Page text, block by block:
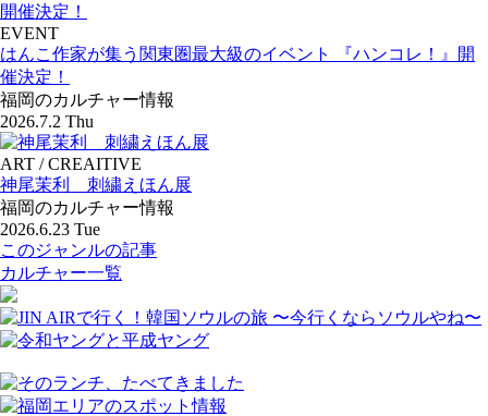
EVENT
はんこ作家が集う関東圏最大級のイベント 『ハンコレ！』開
催決定！
福岡のカルチャー情報
2026.7.2 Thu
ART / CREAITIVE
神尾茉利 刺繍えほん展
福岡のカルチャー情報
2026.6.23 Tue
このジャンルの記事
カルチャー一覧